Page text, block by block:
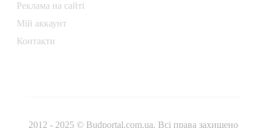
Реклама на сайті
Мій аккаунт
Контакти
2012 - 2025 © Budportal.com.ua. Всі права захищено